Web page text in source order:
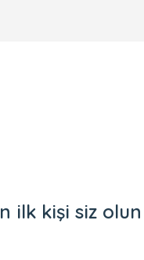
ilk kişi siz olun